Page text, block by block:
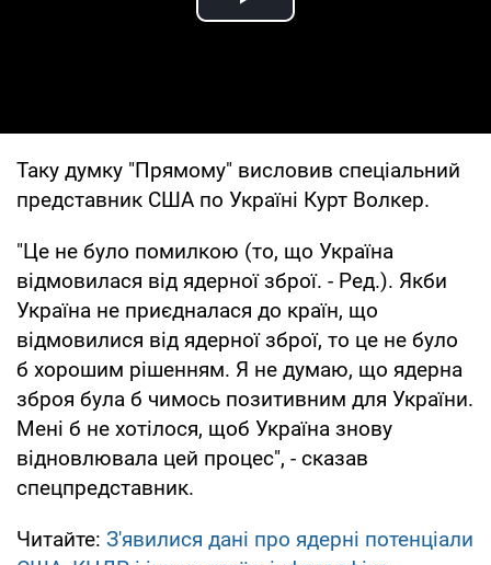
Play Video
Таку думку "Прямому" висловив спеціальний
представник США по Україні Курт Волкер.
"Це не було помилкою (то, що Україна
відмовилася від ядерної зброї. - Ред.). Якби
Україна не приєдналася до країн, що
відмовилися від ядерної зброї, то це не було
б хорошим рішенням. Я не думаю, що ядерна
зброя була б чимось позитивним для України.
Мені б не хотілося, щоб Україна знову
відновлювала цей процес", - сказав
спецпредставник.
Читайте: З'явилися дані про ядерні потенціали